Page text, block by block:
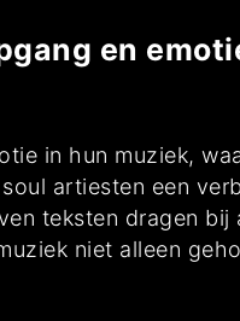
en
in hun muziek,
artiesten een
teksten dragen
niet alleen